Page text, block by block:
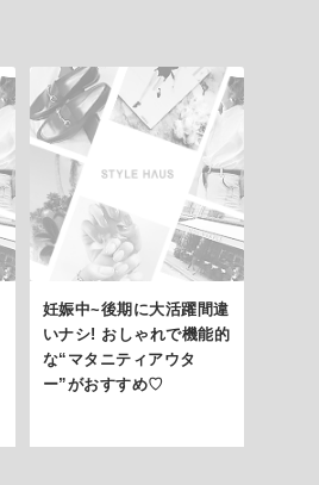
妊娠中~後期に大活躍間違
いナシ! おしゃれで機能的
な“マタニティアウタ
ー”がおすすめ♡